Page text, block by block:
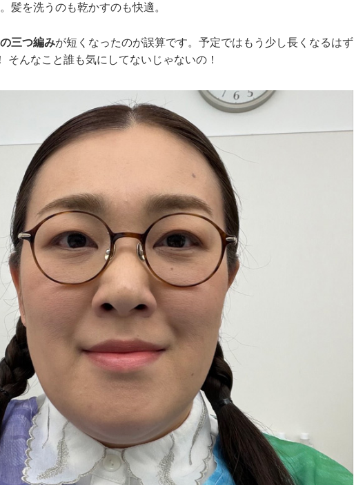
髪を洗うのも乾かすのも快適。
三つ編みが短くなったのが誤算です。予定ではもう少し長くなるはず
そんなこと誰も気にしてないじゃないの！